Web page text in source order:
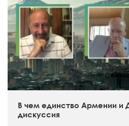
В чем единство Армении и
дискуссия